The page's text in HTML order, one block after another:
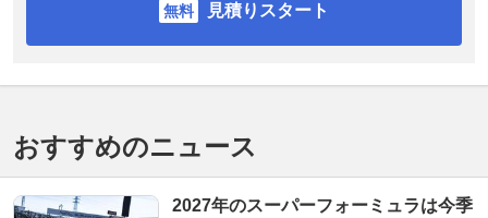
見積りスタート
おすすめのニュース
2027年のスーパーフォーミュラは今季